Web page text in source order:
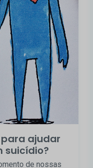
ajudar
suicídio?
de nossas